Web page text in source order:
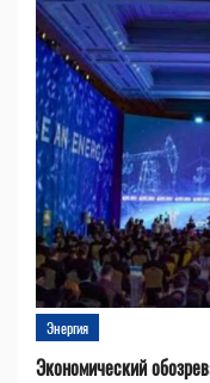
Энергия
Экономический